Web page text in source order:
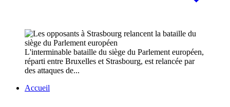
L'interminable bataille du siège du Parlement européen,
réparti entre Bruxelles et Strasbourg, est relancée par
des attaques de...
Accueil